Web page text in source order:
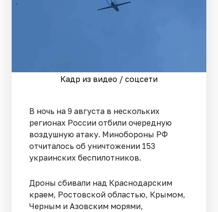
Кадр из видео / соцсети
В ночь на 9 августа в нескольких
регионах России отбили очередную
воздушную атаку. Минобороны РФ
отчиталось об уничтожении 153
украинских беспилотников.
Дроны сбивали над Краснодарским
краем, Ростовской областью, Крымом,
Черным и Азовским морями,